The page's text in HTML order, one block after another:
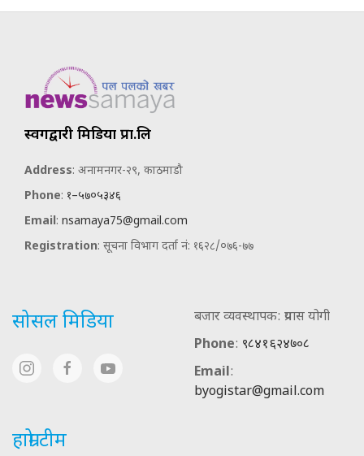
स्वर्गद्वारी मिडिया प्रा.लि
Address: अनामनगर-२९, काठमाडौ
Phone: १–५७०५३४६
Email: nsamaya75@gmail.com
Registration: सूचना विभाग दर्ता नं: १६२८/०७६-७७
सोसल मिडिया
बजार व्यवस्थापक: प्रयास योगी
Phone: ९८४१६२४७०८
Email:
byogistar@gmail.com
हाम्रो टीम